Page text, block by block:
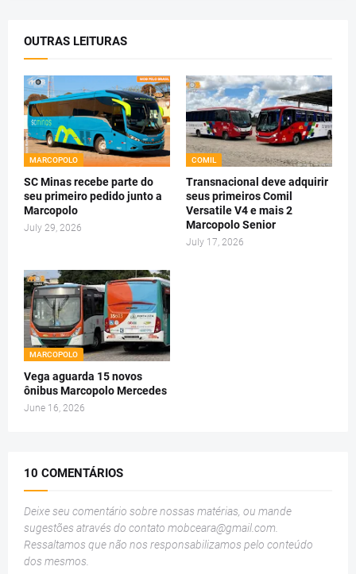
OUTRAS LEITURAS
MARCOPOLO
SC Minas recebe parte do
seu primeiro pedido junto a
Marcopolo
July 29, 2026
COMIL
Transnacional deve adquirir
seus primeiros Comil
Versatile V4 e mais 2
Marcopolo Senior
July 17, 2026
MARCOPOLO
Vega aguarda 15 novos
ônibus Marcopolo Mercedes
June 16, 2026
10 COMENTÁRIOS
Deixe seu comentário sobre nossas matérias, ou mande
sugestões através do contato mobceara@gmail.com
Ressaltamos que não nos responsabilizamos pelo conteúdo
dos mesmos.